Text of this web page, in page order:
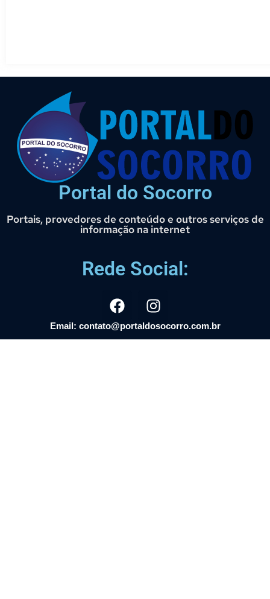
Portal do Socorro
Portais, provedores de conteúdo e outros serviços de
informação na internet
Rede Social:
Email: contato@portaldosocorro.com.br